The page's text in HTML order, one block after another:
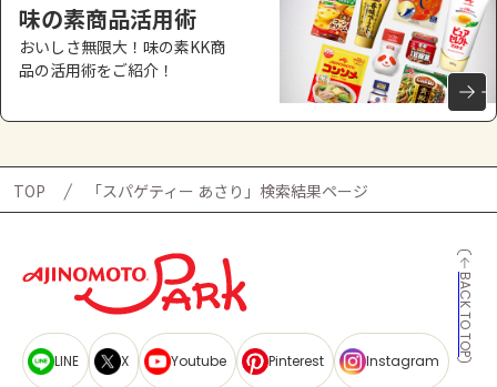
AJINOMOTO PARK とは
味の素商品活用術
おいしさ無限大！味の素KK商
品の活用術をご紹介！
TOP 「スパゲティー あさり」検索結果ページ
BACK TO TOP
LINE X Youtube Pinterest Instagram